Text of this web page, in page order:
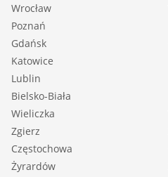
Wrocław
Poznań
Gdańsk
Katowice
Lublin
Bielsko-Biała
Wieliczka
Zgierz
Częstochowa
Żyrardów